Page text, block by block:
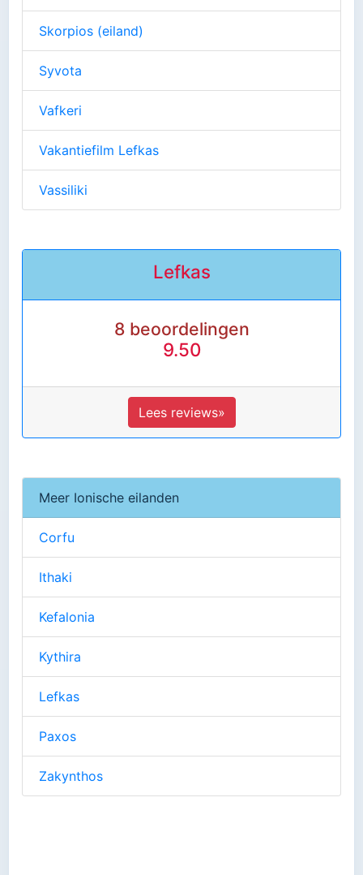
Skorpios (eiland)
Syvota
Vafkeri
Vakantiefilm Lefkas
Vassiliki
Lefkas
8 beoordelingen
9.50
Lees reviews»
Meer Ionische eilanden
Corfu
Ithaki
Kefalonia
Kythira
Lefkas
Paxos
Zakynthos